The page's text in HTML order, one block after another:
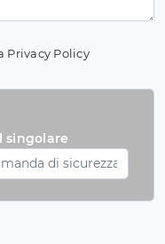
Privacy Policy
singolare